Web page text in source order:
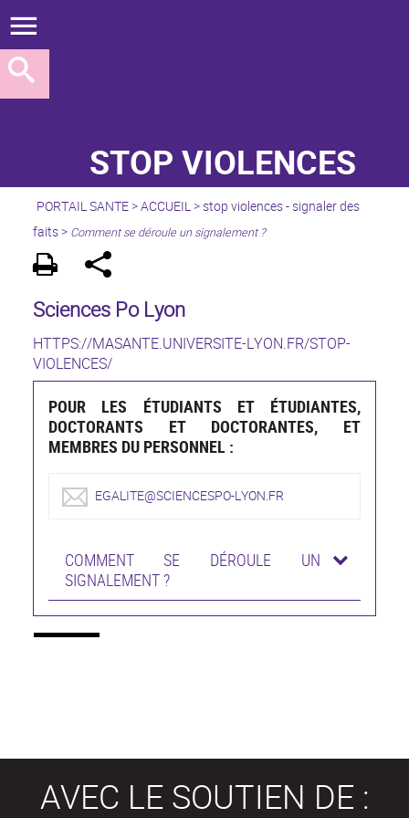
STOP VIOLENCES
PORTAIL SANTE>ACCUEIL>stop violences - signaler des
faits> Comment se déroule un signalement ?
Sciences Po Lyon
HTTPS://MASANTE.UNIVERSITE-LYON.FR/STOP-
VIOLENCES/
POUR LES ÉTUDIANTS ET ÉTUDIANTES,
DOCTORANTS ET DOCTORANTES, ET
MEMBRES DU PERSONNEL :
EGALITE@SCIENCESPO-LYON.FR
COMMENT SE DÉROULE UN
SIGNALEMENT ?
AVEC LE SOUTIEN DE :